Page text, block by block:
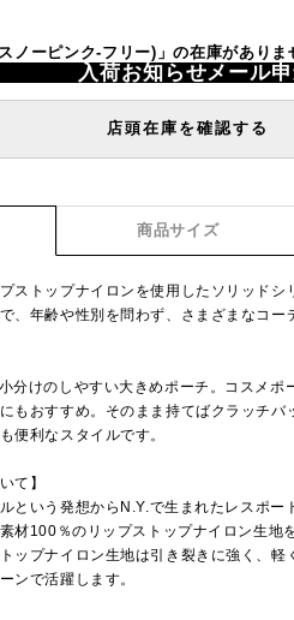
ノーピンク-フリー)」の在庫がありま
入荷お知らせメール
店頭在庫を確認する
商品サイズ
ストップナイロンを使用したソリッドシ
、年齢や性別を問わず、さまざまなコー
分けのしやすい大きめポーチ。コスメポ
もおすすめ。そのまま持てばクラッチバ
便利なスタイルです。
て】
という発想からN.Y.で生まれたレスポー
材100％のリップストップナイロン生地
ップナイロン生地は引き裂きに強く、軽
ンで活躍します。